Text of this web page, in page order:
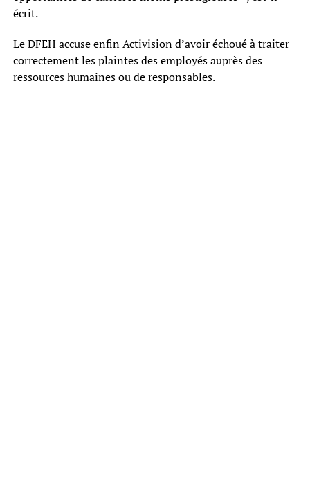
écrit.
Le DFEH accuse enfin Activision d’avoir échoué à traiter
correctement les plaintes des employés auprès des
ressources humaines ou de responsables.